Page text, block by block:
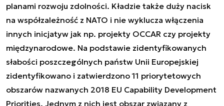
planami rozwoju zdolności. Kładzie także duży nacisk
na współzależność z NATO i nie wyklucza włączenia
innych inicjatyw jak np. projekty OCCAR czy projekty
międzynarodowe. Na podstawie zidentyfikowanych
słabości poszczególnych państw Unii Europejskiej
zidentyfikowano i zatwierdzono 11 priorytetowych
obszarów nazwanych 2018 EU Capability Development
Priorities. Jednym z nich jest obszar związany z